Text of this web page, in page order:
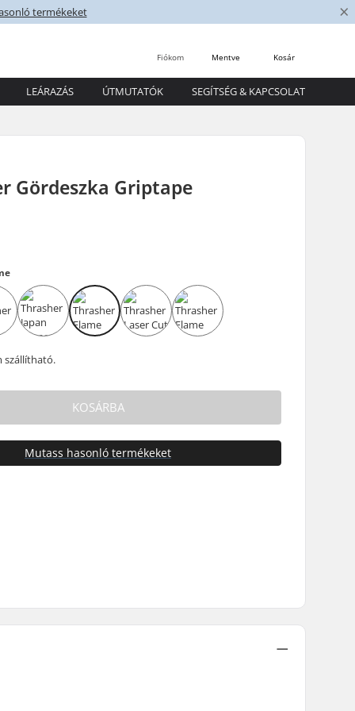
termékeket ×
Kosár
Mentve
Fiókom
LEÁRAZÁS ÚTMUTATÓK SEGÍTSÉG & KAPCSOLAT
Gördeszka Griptape
szállítható.
KOSÁRBA
Mutass hasonló termékeket